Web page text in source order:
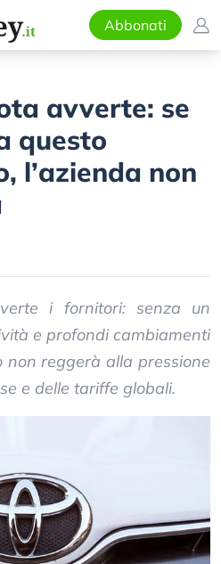
Abbonati
avverte: se
questo
l’azienda non
i fornitori: senza un
e profondi cambiamenti
non reggerà alla pressione
e delle tariffe globali.